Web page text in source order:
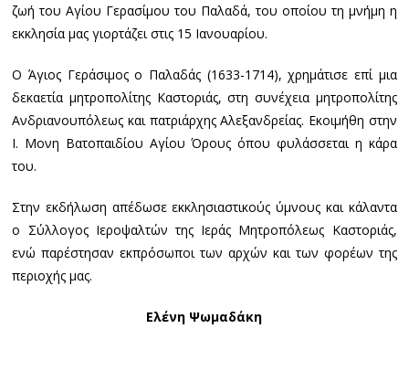
ζωή του Αγίου Γερασίμου του Παλαδά, του οποίου τη μνήμη η
εκκλησία μας γιορτάζει στις 15 Ιανουαρίου.
Ο Άγιος Γεράσιμος ο Παλαδάς (1633-1714), χρημάτισε επί μια
δεκαετία μητροπολίτης Καστοριάς, στη συνέχεια μητροπολίτης
Ανδριανουπόλεως και πατριάρχης Αλεξανδρείας. Εκοιμήθη στην
Ι. Μονη Βατοπαιδίου Αγίου Όρους όπου φυλάσσεται η κάρα
του.
Στην εκδήλωση απέδωσε εκκλησιαστικούς ύμνους και κάλαντα
ο Σύλλογος Ιεροψαλτών της Ιεράς Μητροπόλεως Καστοριάς,
ενώ παρέστησαν εκπρόσωποι των αρχών και των φορέων της
περιοχής μας.
Ελένη Ψωμαδάκη